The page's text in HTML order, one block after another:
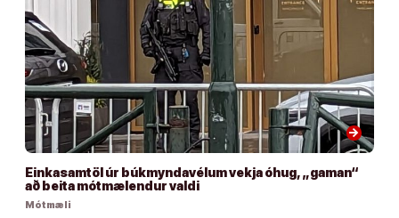
arrow_forward
Einkasamtöl úr búkmyndavélum vekja óhug, „gaman“
að beita mótmælendur valdi
Mótmæli